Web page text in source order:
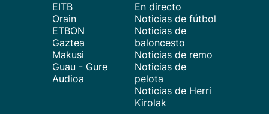
EITB
Orain
ETBON
Gaztea
Makusi
Guau - Gure
Audioa
En directo
Noticias de fútbol
Noticias de
baloncesto
Noticias de remo
Noticias de
pelota
Noticias de Herri
Kirolak